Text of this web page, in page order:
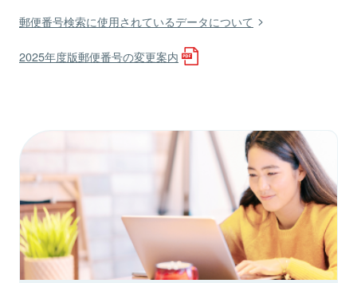
郵便番号検索に使用されているデータについて
2025年度版郵便番号の変更案内